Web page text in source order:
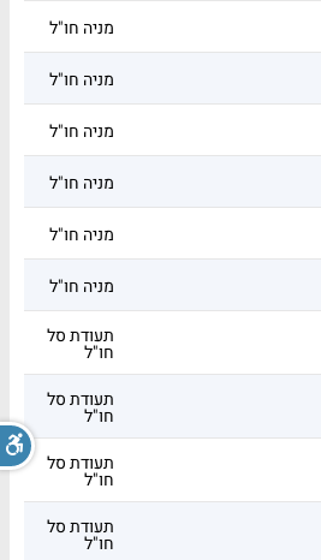
מניה חו"ל
מניה חו"ל
מניה חו"ל
מניה חו"ל
מניה חו"ל
מניה חו"ל
תעודת סל
חו"ל
תעודת סל
חו"ל
תעודת סל
חו"ל
תעודת סל
חו"ל